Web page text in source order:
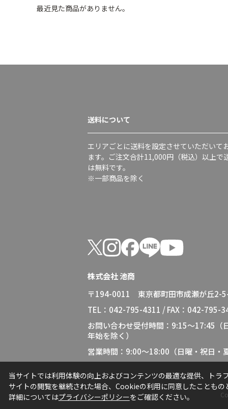
最近見た商品がありません。
送料について
エリアごとに送料を設定させていただいて
ます。ご注文合計11,000円（税込）以上で
は無料です。
※一部商品を除く
株式会社 池商
〒194-0011 東京都町田市成瀬が丘2-
TEL：042-795-4311 / FAX：042-795-
お問い合わせ受付時間：9:15～17:45（
年始を除く）
営業時間：9:00～18:00（日曜・祝日・
当サイトでは利用体験の向上およびコンテンツの最適な提供、トラ
サイトの閲覧を継続された場合、Cookieの利用に同意したこともの
詳細についてはプライバシーポリシーをご確認ください。